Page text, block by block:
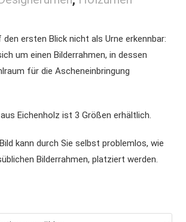
den ersten Blick nicht als Urne erkennbar:
um einen Bilderrahmen, in dessen
für die Ascheneinbringung
Eichenholz ist 3 Größen erhältlich.
kann durch Sie selbst problemlos, wie
Bilderrahmen, platziert werden.